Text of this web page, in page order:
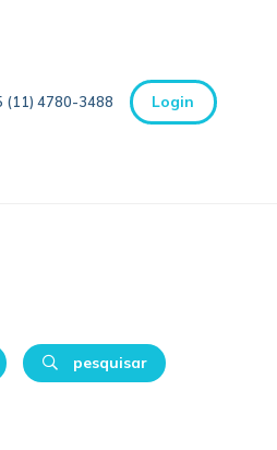
(11) 4780-3488 Login
pesquisar